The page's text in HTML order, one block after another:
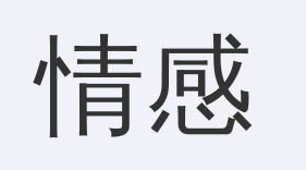
情感